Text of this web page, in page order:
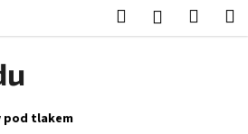
HledatPřihlášení
pod tlakem